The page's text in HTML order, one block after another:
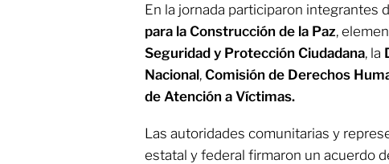
En la jornada participaron integrantes
para la Construcción de la Paz,
Seguridad y Protección Ciudadana, la
Nacional, Comisión de Derechos
de Atención a Víctimas.
Las autoridades comunitarias y
estatal y federal firmaron un acuerdo